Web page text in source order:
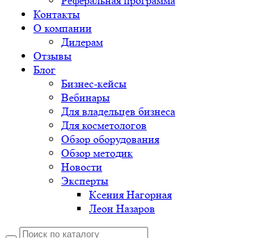
Контакты
О компании
Дилерам
Отзывы
Блог
Бизнес-кейсы
Вебинары
Для владельцев бизнеса
Для косметологов
Обзор оборудования
Обзор методик
Новости
Эксперты
Ксения Нагорная
Леон Назаров